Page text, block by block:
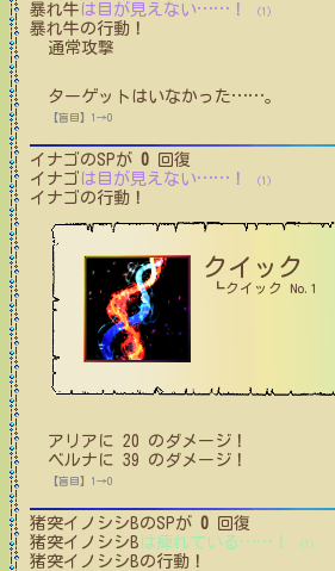
暴れ牛 は目が見えない…… ！ (1)
暴れ牛の行動！
通常攻撃
ターゲットはいなかった……。
【盲目】1→0
イナゴのSPが 0 回復
イナゴ は目が見えない…… ！ (1)
イナゴの行動！
クイック
┗クイック No.1
アリア に 20 のダメージ！
ベルナ に 39 のダメージ！
【盲目】1→0
猪突イノシシBのSPが 0 回復
猪突イノシシB は痺れている …… ！ (1)
猪突イノシシBの行動！